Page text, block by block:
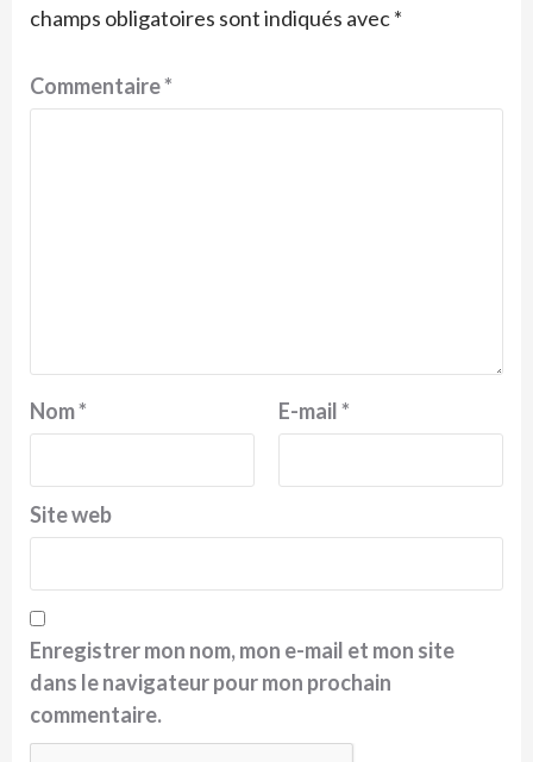
champs obligatoires sont indiqués avec*
Commentaire*
Nom* E-mail*
Site web
Enregistrer mon nom, mon e-mail et mon site
dans le navigateur pour mon prochain
commentaire.